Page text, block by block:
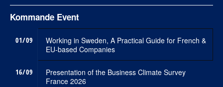
Kommande Event
01/09
Working in Sweden, A Practical Guide for French &
EU-based Companies
16/09
Presentation of the Business Climate Survey
France 2026